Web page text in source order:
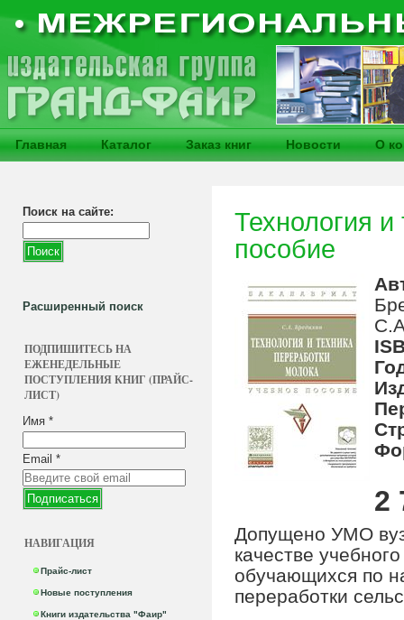
Главная Каталог Заказ книг Новости О
Поиск на сайте:
Расширенный поиск
ПОДПИШИТЕСЬ НА
ЕЖЕНЕДЕЛЬНЫЕ
ПОСТУПЛЕНИЯ КНИГ (ПРАЙС-
ЛИСТ)
Имя *
Email *
НАВИГАЦИЯ
Прайс-лист
Новые поступления
Книги издательства "Фаир"
Технология
пособие
2
Допущено УМО
качестве
обучающихся по
переработки